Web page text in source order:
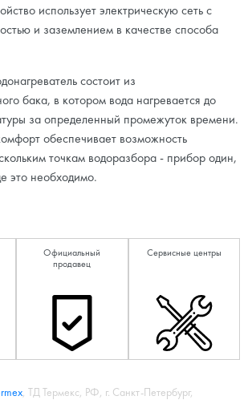
использует электрическую сеть с
и заземлением в качестве способа
состоит из
бака, в котором вода нагревается до
за определенный промежуток времени.
обеспечивает возможность
точкам водоразбора - прибор один,
это необходимо.
Официальный
продавец
Сервисные центры
, ТД Термекс, РФ, г. Санкт-Петербург,